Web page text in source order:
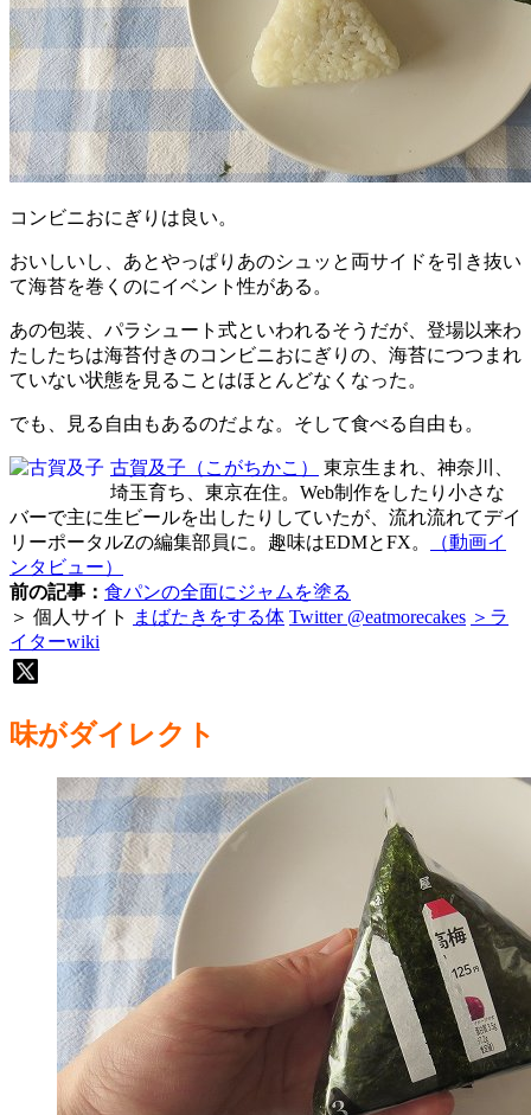
コンビニおにぎりは良い。
おいしいし、あとやっぱりあのシュッと両サイドを引き抜い
て海苔を巻くのにイベント性がある。
あの包装、パラシュート式といわれるそうだが、登場以来わ
たしたちは海苔付きのコンビニおにぎりの、海苔につつまれ
ていない状態を見ることはほとんどなくなった。
でも、見る自由もあるのだよな。そして食べる自由も。
古賀及子 （こがちかこ）
東京生まれ、神奈川、
埼玉育ち、東京在住。Web制作をしたり小さな
バーで主に生ビールを出したりしていたが、流れ流れてデイ
リーポータルZの編集部員に。趣味はEDMとFX。
（動画イ
ンタビュー）
前の記事： 食パンの全面にジャムを塗る
＞ 個人サイト
まばたきをする体 Twitter @eatmorecakes ＞ラ
イターwiki
味がダイレクト